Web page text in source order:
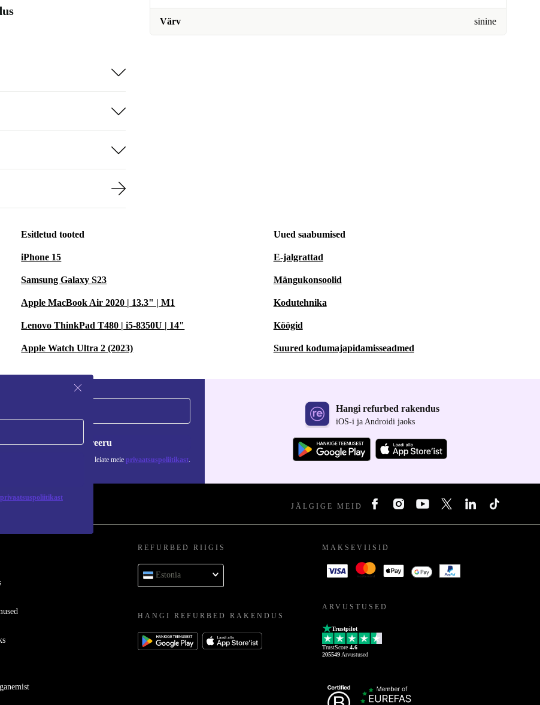
Värv sinine
Esitletud tooted
iPhone 15
Samsung Galaxy S23
Apple MacBook Air 2020 | 13.3" | M1
Lenovo ThinkPad T480 | i5-8350U | 14"
Apple Watch Ultra 2 (2023)
Uued saabumised
E-jalgrattad
Mängukonsoolid
Kodutehnika
Köögid
Suured kodumajapidamisseadmed
privaatsuspoliitikast
Registreeru
isikuandmete kasutamise kohta leiate meie privaatsuspoliitikast.
Hangi refurbed rakendus
iOS-i ja Androidi jaoks
JÄLGIGE MEID
REFURBED RIIGIS
Estonia
HANGI REFURBED RAKENDUS
MAKSEVIISID
ARVUSTUSED
Trustpilot
TrustScore 4.6
205549 Arvustused